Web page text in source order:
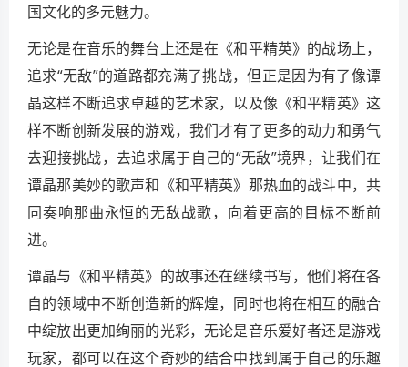
国文化的多元魅力。
无论是在音乐的舞台上还是在《和平精英》的战场上，
追求“无敌”的道路都充满了挑战，但正是因为有了像谭
晶这样不断追求卓越的艺术家，以及像《和平精英》这
样不断创新发展的游戏，我们才有了更多的动力和勇气
去迎接挑战，去追求属于自己的“无敌”境界，让我们在
谭晶那美妙的歌声和《和平精英》那热血的战斗中，共
同奏响那曲永恒的无敌战歌，向着更高的目标不断前
进。
谭晶与《和平精英》的故事还在继续书写，他们将在各
自的领域中不断创造新的辉煌，同时也将在相互的融合
中绽放出更加绚丽的光彩，无论是音乐爱好者还是游戏
玩家，都可以在这个奇妙的结合中找到属于自己的乐趣